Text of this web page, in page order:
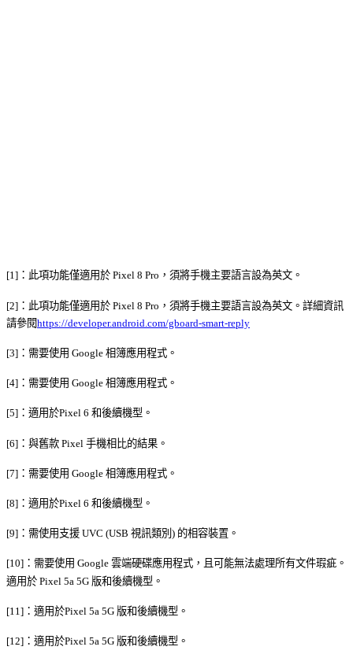
[1]：此項功能僅適用於 Pixel 8 Pro，須將手機主要語言設為英文。
[2]：此項功能僅適用於 Pixel 8 Pro，須將手機主要語言設為英文。詳細資訊
請參閱https://developer.android.com/gboard-smart-reply
[3]：需要使用 Google 相簿應用程式。
[4]：需要使用 Google 相簿應用程式。
[5]：適用於Pixel 6 和後續機型。
[6]：與舊款 Pixel 手機相比的結果。
[7]：需要使用 Google 相簿應用程式。
[8]：適用於Pixel 6 和後續機型。
[9]：需使用支援 UVC (USB 視訊類別) 的相容裝置。
[10]：需要使用 Google 雲端硬碟應用程式，且可能無法處理所有文件瑕疵。
適用於 Pixel 5a 5G 版和後續機型。
[11]：適用於Pixel 5a 5G 版和後續機型。
[12]：適用於Pixel 5a 5G 版和後續機型。